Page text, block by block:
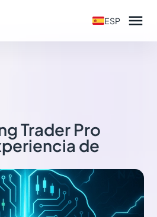
ESP 
Trader Pro
de